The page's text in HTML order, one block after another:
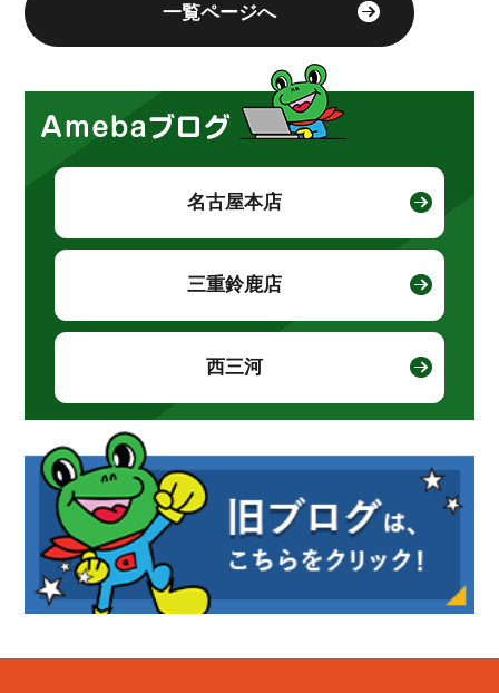
一覧ページへ
名古屋本店
三重鈴鹿店
西三河